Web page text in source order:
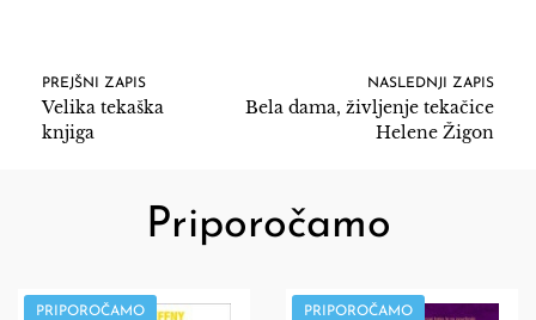
PREJŠNI ZAPIS
Velika tekaška
knjiga
NASLEDNJI ZAPIS
Bela dama, življenje tekačice
Helene Žigon
Priporočamo
PRIPOROČAMO PRIPOROČAMO